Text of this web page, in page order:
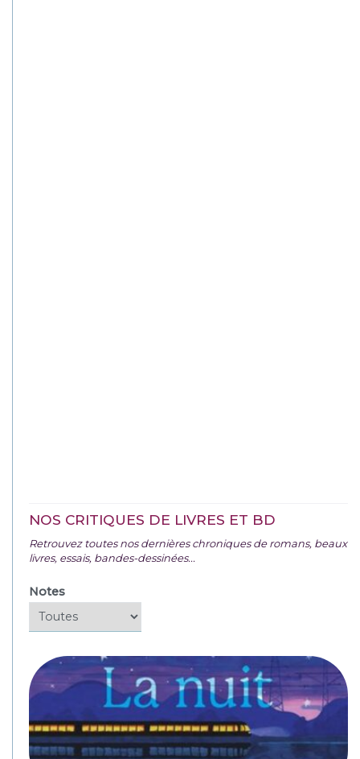
NOS CRITIQUES DE LIVRES ET BD
Retrouvez toutes nos dernières chroniques de romans, beaux
livres, essais, bandes-dessinées...
Notes